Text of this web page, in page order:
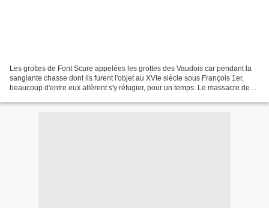
Les grottes de Font Scure appelées les grottes des Vaudois car pendant la
sanglante chasse dont ils furent l'objet au XVIe siècle sous François 1er,
beaucoup d'entre eux allèrent s'y réfugier, pour un temps. Le massacre de